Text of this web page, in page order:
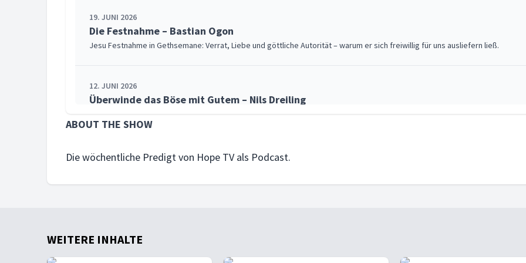
19. JUNI 2026
Die Festnahme – Bastian Ogon
Jesu Festnahme in Gethsemane: Verrat, Liebe und göttliche Autorität – warum er sich freiwillig für uns ausliefern ließ.
12. JUNI 2026
Überwinde das Böse mit Gutem – Nils Dreiling
5. JUNI 2026
Diese Predigt lädt dazu ein, Freiheit neu zu verstehen – nicht als etwas, das wir verlieren können, sondern als etwas, das
Kein vom Himmel gefallenes Wunderbuch – Siegfried Wittwer
ABOUT THE SHOW
Die wöchentliche Predigt von Hope TV als Podcast.
WEITERE INHALTE